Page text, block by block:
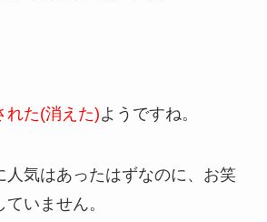
れた(消えた)ようですね。
人気はあったはずなのに、お笑
いません。